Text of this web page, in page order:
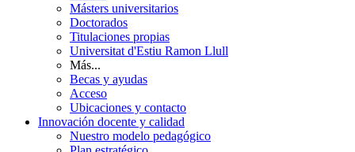
Másters universitarios
Doctorados
Titulaciones propias
Universitat d'Estiu Ramon Llull
Más...
Becas y ayudas
Acceso
Ubicaciones y contacto
Innovación docente y calidad
Nuestro modelo pedagógico